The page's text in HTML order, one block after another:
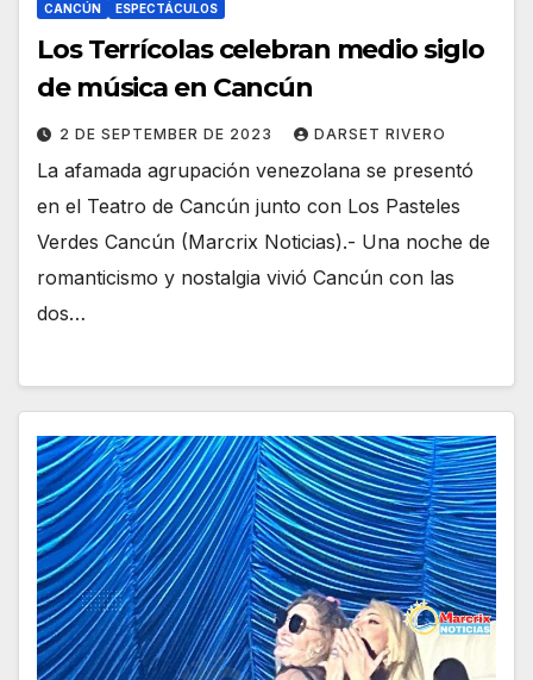
CANCÚN ESPECTÁCULOS
Los Terrícolas celebran medio siglo
de música en Cancún
2 DE SEPTEMBER DE 2023 DARSET RIVERO
La afamada agrupación venezolana se presentó
en el Teatro de Cancún junto con Los Pasteles
Verdes Cancún (Marcrix Noticias).- Una noche de
romanticismo y nostalgia vivió Cancún con las
dos…